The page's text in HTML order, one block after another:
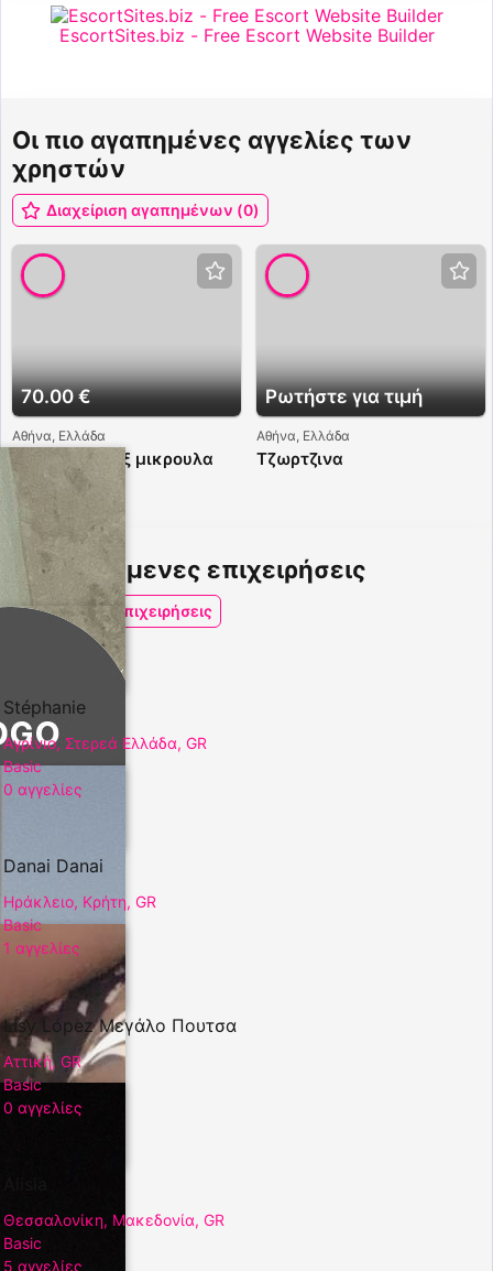
EscortSites.biz - Free Escort Website Builder
Οι πιο αγαπημένες αγγελίες των
χρηστών
Διαχείριση αγαπημένων (0)
70.00 €
Αθήνα, Ελλάδα
Ευα καυτο σεξ μικρουλα
ελληνιδα
Ρωτήστε για τιμή
Αθήνα, Ελλάδα
Τζωρτζινα
Προτεινόμενες επιχειρήσεις
Δείτε τις επιχειρήσεις
Stéphanie
Αγρίνιο, Στερεά Ελλάδα, GR
Basic
0 αγγελίες
Danai Danai
Ηράκλειο, Κρήτη, GR
Basic
1 αγγελίες
Lisy López Μεγάλο Πουτσα
Αττική, GR
Basic
0 αγγελίες
Θεσσαλονίκη, Μακεδονία, GR
Basic
5 αγγελίες